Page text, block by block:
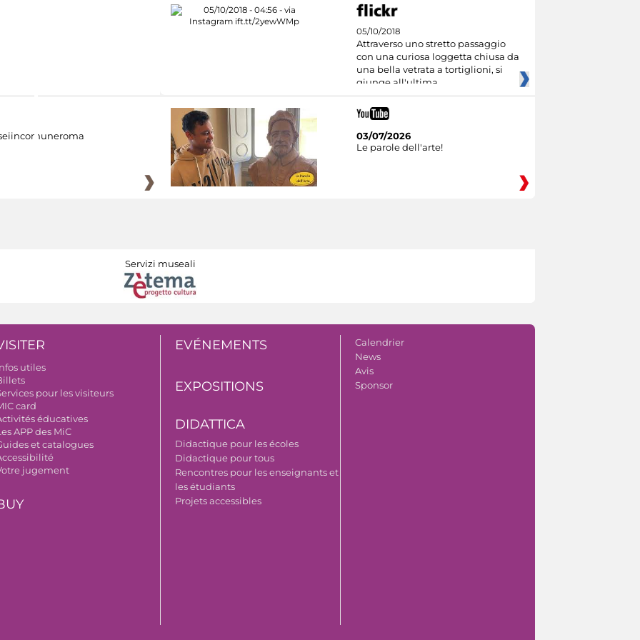
05/10/2018
Attraverso uno stretto passaggio
con una curiosa loggetta chiusa da
una bella vetrata a tortiglioni, si
giunge all'ultima
03/07/2026
Le parole dell'arte!
Servizi museali
utiles
pour les visiteurs
card
éducatives
APP des MiC
et catalogues
jugement
EVÉNEMENTS
EXPOSITIONS
DIDATTICA
Didactique pour les écoles
Didactique pour tous
Rencontres pour les enseignants et
les étudiants
Projets accessibles
Calendrier
News
Avis
Sponsor